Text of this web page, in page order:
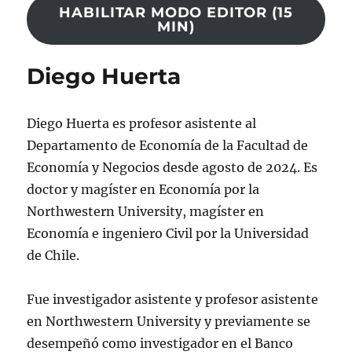
Diego Huerta
Diego Huerta es profesor asistente al
Departamento de Economía de la Facultad de
Economía y Negocios desde agosto de 2024. Es
doctor y magíster en Economía por la
Northwestern University, magíster en
Economía e ingeniero Civil por la Universidad
de Chile.
Fue investigador asistente y profesor asistente
en Northwestern University y previamente se
desempeñó como investigador en el Banco
HABILITAR MODO EDITOR (15
MIN)